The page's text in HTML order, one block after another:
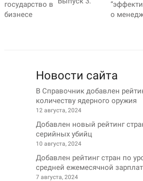
государство в
бизнесе
о
Новости сайта
В Справочник добавлен
количеству ядерного оружия
12 августа, 2024
Добавлен новый рейтинг
серийных убийц
10 августа, 2024
Добавлен рейтинг стран по
средней ежемесячной
7 августа, 2024